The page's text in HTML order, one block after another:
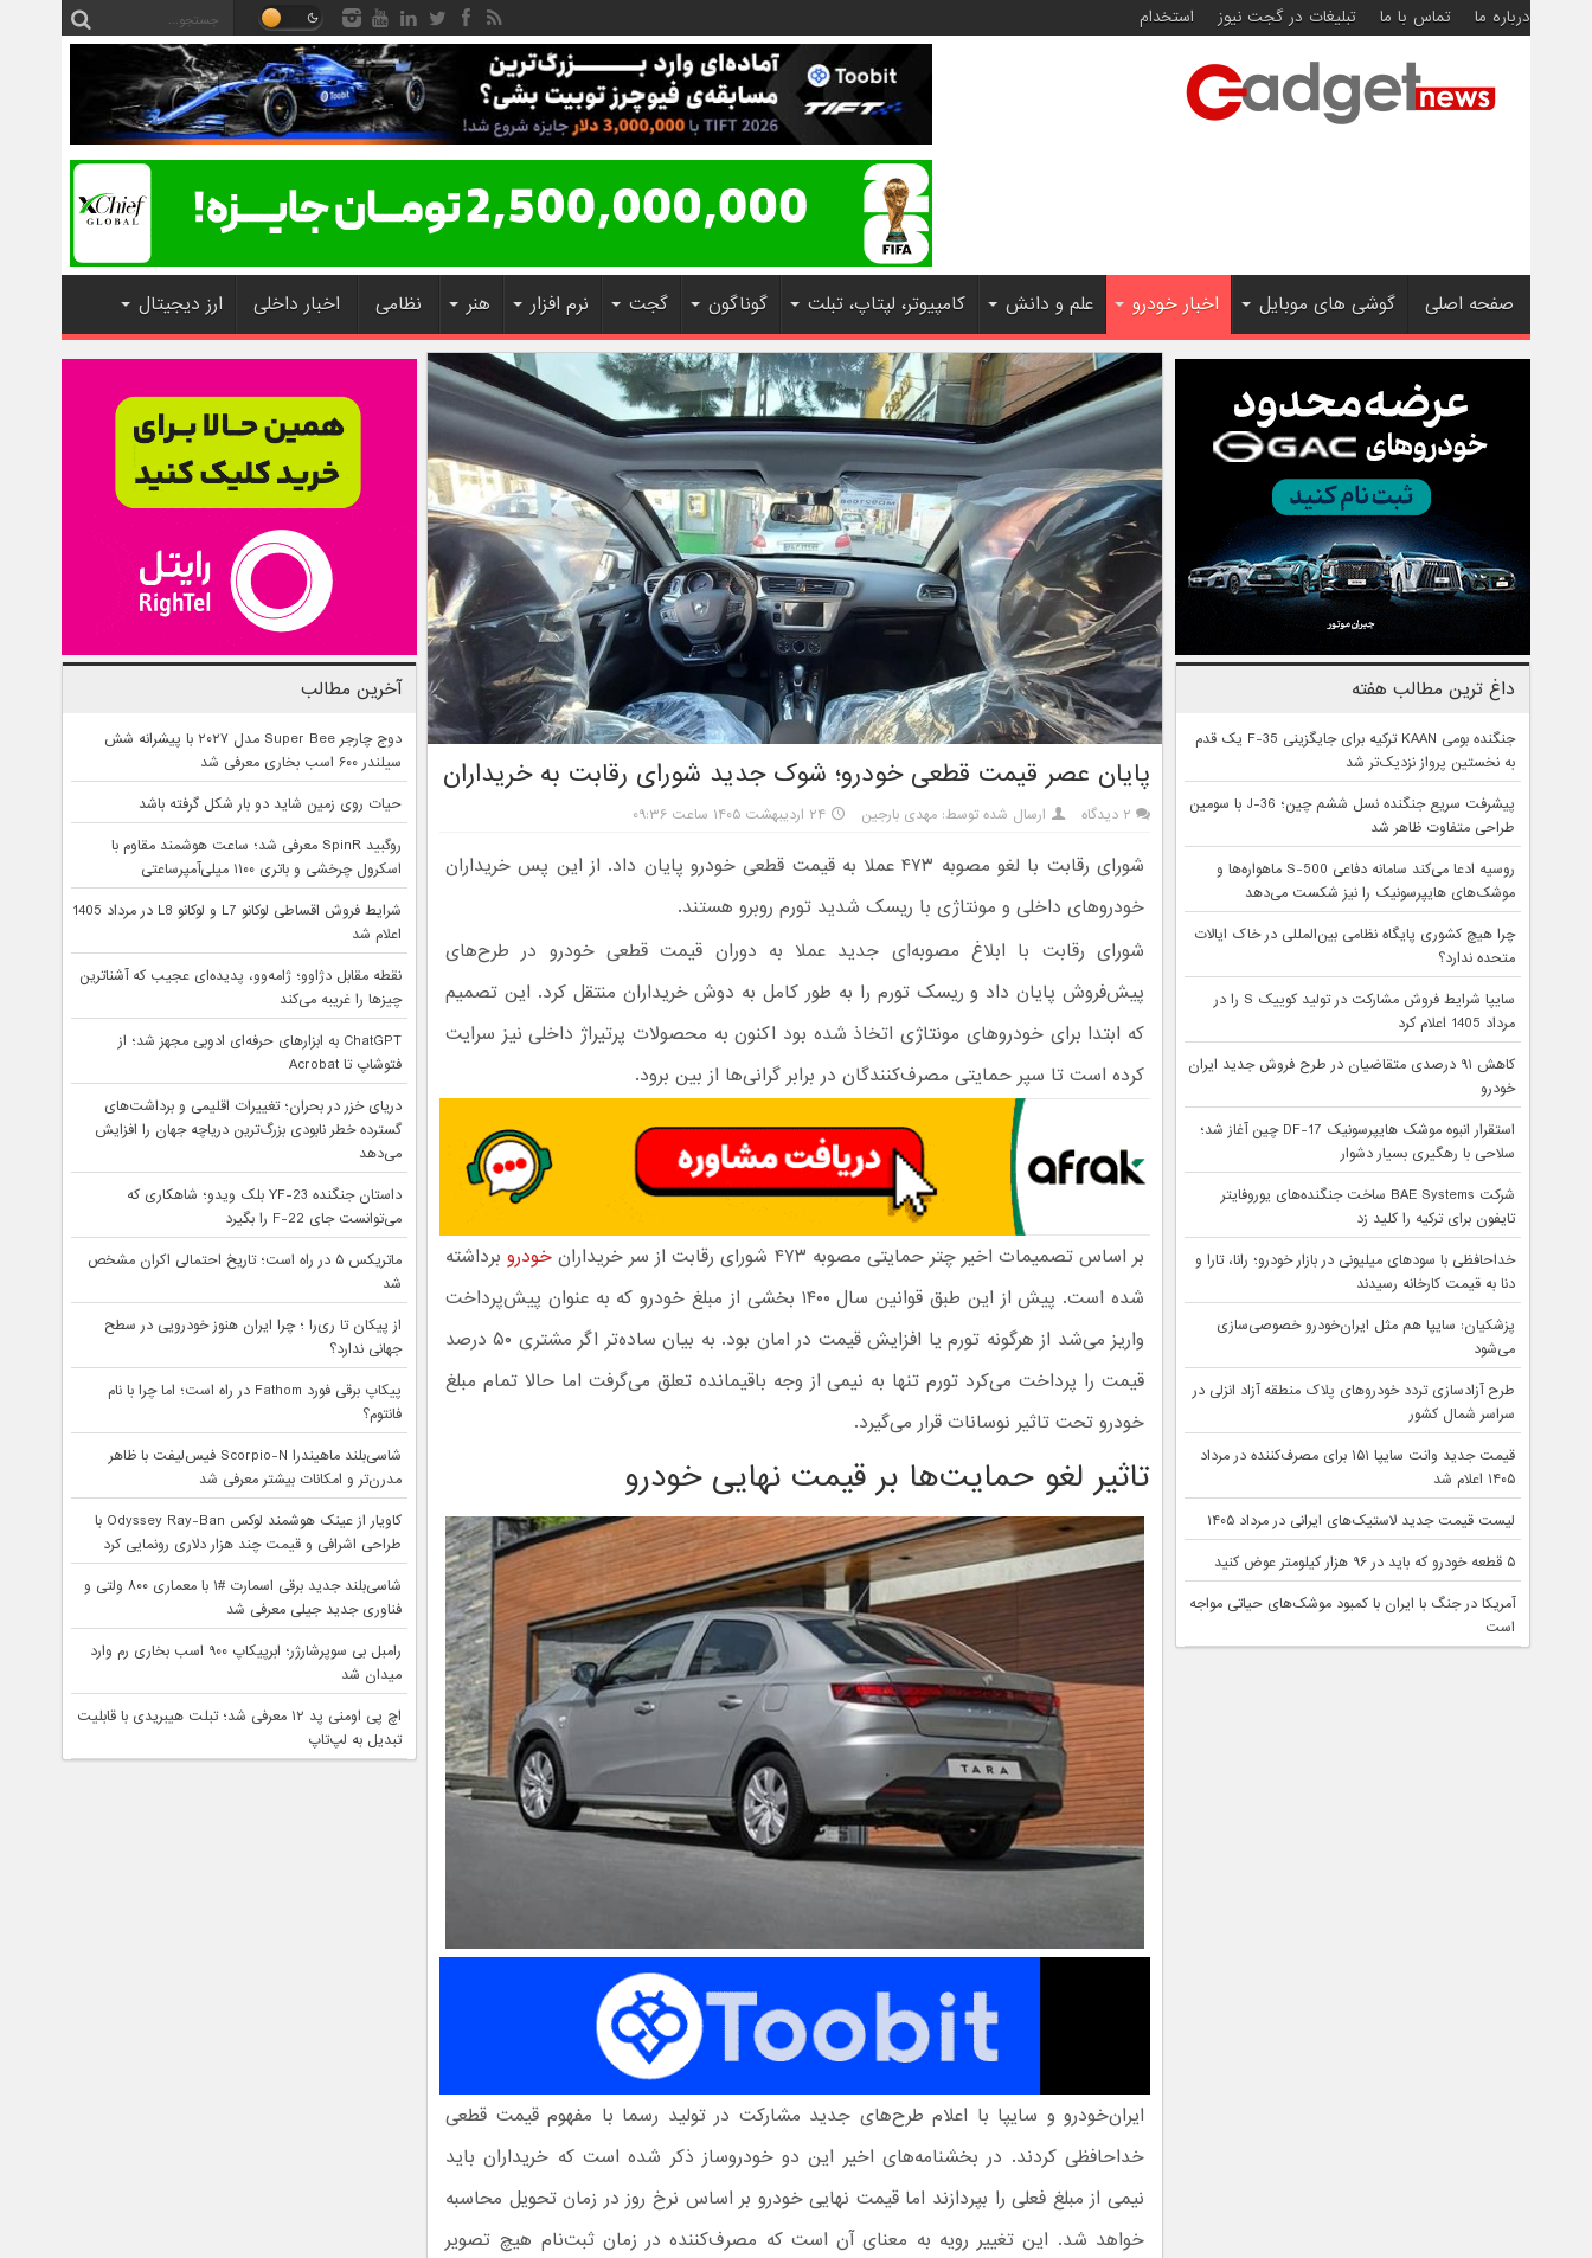
درباره ما تماس با ما تبلیغات در گجت نیوز استخدام
صفحه اصلی گوشی های موبایل اخبار خودرو علم و دانش کامپیوتر، لپتاپ، تبلت گوناگون گجت نرم افزار هنر نظامی اخبار داخلی ارز دیجیتال
پایان عصر قیمت قطعی خودرو؛ شوک جدید شورای رقابت به خریداران
۲ دیدگاه ارسال شده توسط: مهدی بارجین ۲۴ اردیبهشت ۱۴۰۵ ساعت ۰۹:۳۶
شورای رقابت با لغو مصوبه ۴۷۳ عملا به قیمت قطعی خودرو پایان داد. از این پس خریداران
خودروهای داخلی و مونتاژی با ریسک شدید تورم روبرو هستند.
شورای رقابت با ابلاغ مصوبه‌ای جدید عملا به دوران قیمت قطعی خودرو در طرح‌های
پیش‌فروش پایان داد و ریسک تورم را به طور کامل به دوش خریداران منتقل کرد. این تصمیم
که ابتدا برای خودروهای مونتاژی اتخاذ شده بود اکنون به محصولات پرتیراژ داخلی نیز سرایت
کرده است تا سپر حمایتی مصرف‌کنندگان در برابر گرانی‌ها از بین برود.
بر اساس تصمیمات اخیر چتر حمایتی مصوبه ۴۷۳ شورای رقابت از سر خریداران خودروبرداشته
شده است. پیش از این طبق قوانین سال ۱۴۰۰ بخشی از مبلغ خودرو که به عنوان پیش‌پرداخت
واریز می‌شد از هرگونه تورم یا افزایش قیمت در امان بود. به بیان ساده‌تر اگر مشتری ۵۰ درصد
قیمت را پرداخت می‌کرد تورم تنها به نیمی از وجه باقیمانده تعلق می‌گرفت اما حالا تمام مبلغ
خودرو تحت تاثیر نوسانات قرار می‌گیرد.
تاثیر لغو حمایت‌ها بر قیمت نهایی خودرو
ایران‌خودرو و سایپا با اعلام طرح‌های جدید مشارکت در تولید رسما با مفهوم قیمت قطعی
خداحافظی کردند. در بخشنامه‌های اخیر این دو خودروساز ذکر شده است که خریداران باید
نیمی از مبلغ فعلی را بپردازند اما قیمت نهایی خودرو بر اساس نرخ روز در زمان تحویل محاسبه
خواهد شد. این تغییر رویه به معنای آن است که مصرف‌کننده در زمان ثبت‌نام هیچ تصویر
داغ ترین مطالب هفته
جنگنده بومی KAAN ترکیه برای جایگزینی F-35 یک قدم
به نخستین پرواز نزدیک‌تر شد
پیشرفت سریع جنگنده نسل ششم چین؛ J-36 با سومین
طراحی متفاوت ظاهر شد
روسیه ادعا می‌کند سامانه دفاعی S-500 ماهواره‌ها و
موشک‌های هایپرسونیک را نیز شکست می‌دهد
چرا هیچ کشوری پایگاه نظامی بین‌المللی در خاک ایالات
متحده ندارد؟
سایپا شرایط فروش مشارکت در تولید کوییک S را در
مرداد 1405 اعلام کرد
کاهش ۹۱ درصدی متقاضیان در طرح فروش جدید ایران
خودرو
استقرار انبوه موشک هایپرسونیک DF-17 چین آغاز شد؛
سلاحی با رهگیری بسیار دشوار
شرکت BAE Systems ساخت جنگنده‌های یوروفایتر
تایفون برای ترکیه را کلید زد
خداحافظی با سودهای میلیونی در بازار خودرو؛ رانا، تارا و
دنا به قیمت کارخانه رسیدند
پزشکیان: سایپا هم مثل ایران‌خودرو خصوصی‌سازی
می‌شود
طرح آزادسازی تردد خودروهای پلاک منطقه آزاد انزلی در
سراسر شمال کشور
قیمت جدید وانت سایپا ۱۵۱ برای مصرف‌کننده در مرداد
۱۴۰۵ اعلام شد
لیست قیمت جدید لاستیک‌های ایرانی در مرداد ۱۴۰۵
۵ قطعه خودرو که باید در ۹۶ هزار کیلومتر عوض کنید
آمریکا در جنگ با ایران با کمبود موشک‌های حیاتی مواجه
است
آخرین مطالب
دوج چارجر Super Bee مدل ۲۰۲۷ با پیشرانه شش
سیلندر ۶۰۰ اسب بخاری معرفی شد
حیات روی زمین شاید دو بار شکل گرفته باشد
روگبید SpinR معرفی شد؛ ساعت هوشمند مقاوم با
اسکرول چرخشی و باتری ۱۱۰۰ میلی‌آمپرساعتی
شرایط فروش اقساطی لوکانو L7 و لوکانو L8 در مرداد 1405
اعلام شد
نقطه مقابل دژاوو؛ ژامه‌وو، پدیده‌ای عجیب که آشناترین
چیزها را غریبه می‌کند
ChatGPT به ابزارهای حرفه‌ای ادوبی مجهز شد؛ از
فتوشاپ تا Acrobat
دریای خزر در بحران؛ تغییرات اقلیمی و برداشت‌های
گسترده خطر نابودی بزرگ‌ترین دریاچه جهان را افزایش
می‌دهد
داستان جنگنده YF-23 بلک ویدو؛ شاهکاری که
می‌توانست جای F-22 را بگیرد
ماتریکس ۵ در راه است؛ تاریخ احتمالی اکران مشخص
شد
از پیکان تا ری‌را ؛ چرا ایران هنوز خودرویی در سطح
جهانی ندارد؟
پیکاپ برقی فورد Fathom در راه است؛ اما چرا با نام
فانتوم؟
شاسی‌بلند ماهیندرا Scorpio-N فیس‌لیفت با ظاهر
مدرن‌تر و امکانات بیشتر معرفی شد
کاویار از عینک هوشمند لوکس Odyssey Ray-Ban با
طراحی اشرافی و قیمت چند هزار دلاری رونمایی کرد
شاسی‌بلند جدید برقی اسمارت #۱ با معماری ۸۰۰ ولتی و
فناوری جدید جیلی معرفی شد
رامبل بی سوپرشارژر؛ ابرپیکاپ ۹۰۰ اسب بخاری رم وارد
میدان شد
اچ پی اومنی پد ۱۲ معرفی شد؛ تبلت هیبریدی با قابلیت
تبدیل به لپ‌تاپ